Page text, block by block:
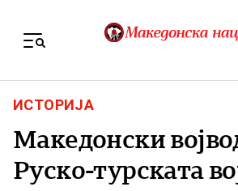
ИСТОРИЈА
Македонски
Руско-турската